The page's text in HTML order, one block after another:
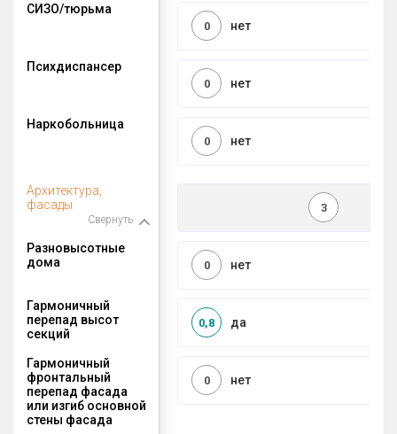
СИЗО/тюрьма
нет
0
Психдиспансер
нет
0
Наркобольница
нет
0
Архитектура,
фасады
Свернуть
3
Разновысотные
дома
нет
0
Гармоничный
перепад высот
секций
да
0,8
Гармоничный
фронтальный
перепад фасада
или изгиб основной
стены фасада
нет
0